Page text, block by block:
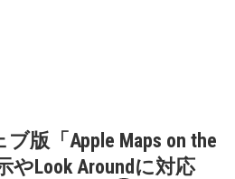
版「Apple Maps on the
やLook Aroundに対応